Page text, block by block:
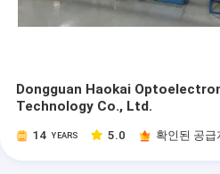
Dongguan Haokai
Technology Co., Ltd.
14 YEARS 5.0 확인된 공급